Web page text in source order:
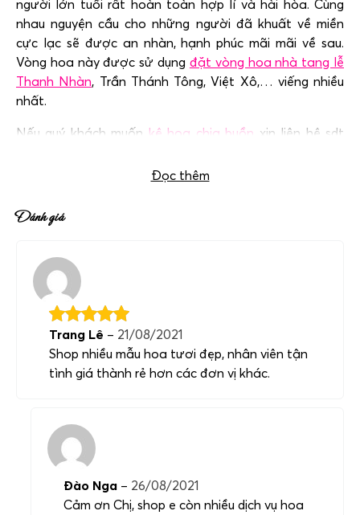
người lớn tuổi rất hoàn toàn hợp lí và hài hòa. Cùng
nhau nguyện cầu cho những người đã khuất về miền
cực lạc sẽ được an nhàn, hạnh phúc mãi mãi về sau.
Vòng hoa này được sử dụng đặt vòng hoa nhà tang lễ
Thanh Nhàn, Trần Thánh Tông, Việt Xô,… viếng nhiều
nhất.
Nếu quý khách muốn kệ hoa chia buồn xin liên hệ sdt
Đọc thêm
Đánh giá
Trang Lê – 21/08/2021
Shop nhiều mẫu hoa tươi đẹp, nhân viên tận
tình giá thành rẻ hơn các đơn vị khác.
Đào Nga – 26/08/2021
Cảm ơn Chị, shop e còn nhiều dịch vụ hoa